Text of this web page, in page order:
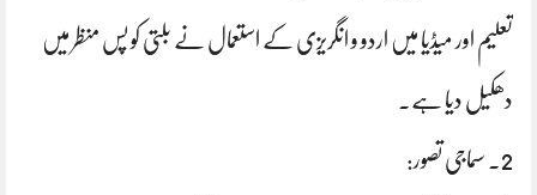
تعلیم اور میڈیا میں اردو و انگریزی کے استعمال نے بلتی کو پس منظر میں
دھکیل دیا ہے۔
2. سماجی تصور: